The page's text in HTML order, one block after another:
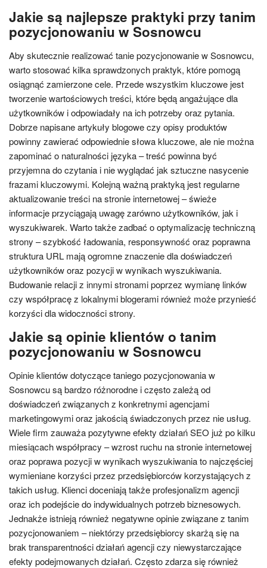
Jakie są najlepsze praktyki przy tanim
pozycjonowaniu w Sosnowcu
Aby skutecznie realizować tanie pozycjonowanie w Sosnowcu,
warto stosować kilka sprawdzonych praktyk, które pomogą
osiągnąć zamierzone cele. Przede wszystkim kluczowe jest
tworzenie wartościowych treści, które będą angażujące dla
użytkowników i odpowiadały na ich potrzeby oraz pytania.
Dobrze napisane artykuły blogowe czy opisy produktów
powinny zawierać odpowiednie słowa kluczowe, ale nie można
zapominać o naturalności języka – treść powinna być
przyjemna do czytania i nie wyglądać jak sztuczne nasycenie
frazami kluczowymi. Kolejną ważną praktyką jest regularne
aktualizowanie treści na stronie internetowej – świeże
informacje przyciągają uwagę zarówno użytkowników, jak i
wyszukiwarek. Warto także zadbać o optymalizację techniczną
strony – szybkość ładowania, responsywność oraz poprawna
struktura URL mają ogromne znaczenie dla doświadczeń
użytkowników oraz pozycji w wynikach wyszukiwania.
Budowanie relacji z innymi stronami poprzez wymianę linków
czy współpracę z lokalnymi blogerami również może przynieść
korzyści dla widoczności strony.
Jakie są opinie klientów o tanim
pozycjonowaniu w Sosnowcu
Opinie klientów dotyczące taniego pozycjonowania w
Sosnowcu są bardzo różnorodne i często zależą od
doświadczeń związanych z konkretnymi agencjami
marketingowymi oraz jakością świadczonych przez nie usług.
Wiele firm zauważa pozytywne efekty działań SEO już po kilku
miesiącach współpracy – wzrost ruchu na stronie internetowej
oraz poprawa pozycji w wynikach wyszukiwania to najczęściej
wymieniane korzyści przez przedsiębiorców korzystających z
takich usług. Klienci doceniają także profesjonalizm agencji
oraz ich podejście do indywidualnych potrzeb biznesowych.
Jednakże istnieją również negatywne opinie związane z tanim
pozycjonowaniem – niektórzy przedsiębiorcy skarżą się na
brak transparentności działań agencji czy niewystarczające
efekty podejmowanych działań. Często zdarza się również